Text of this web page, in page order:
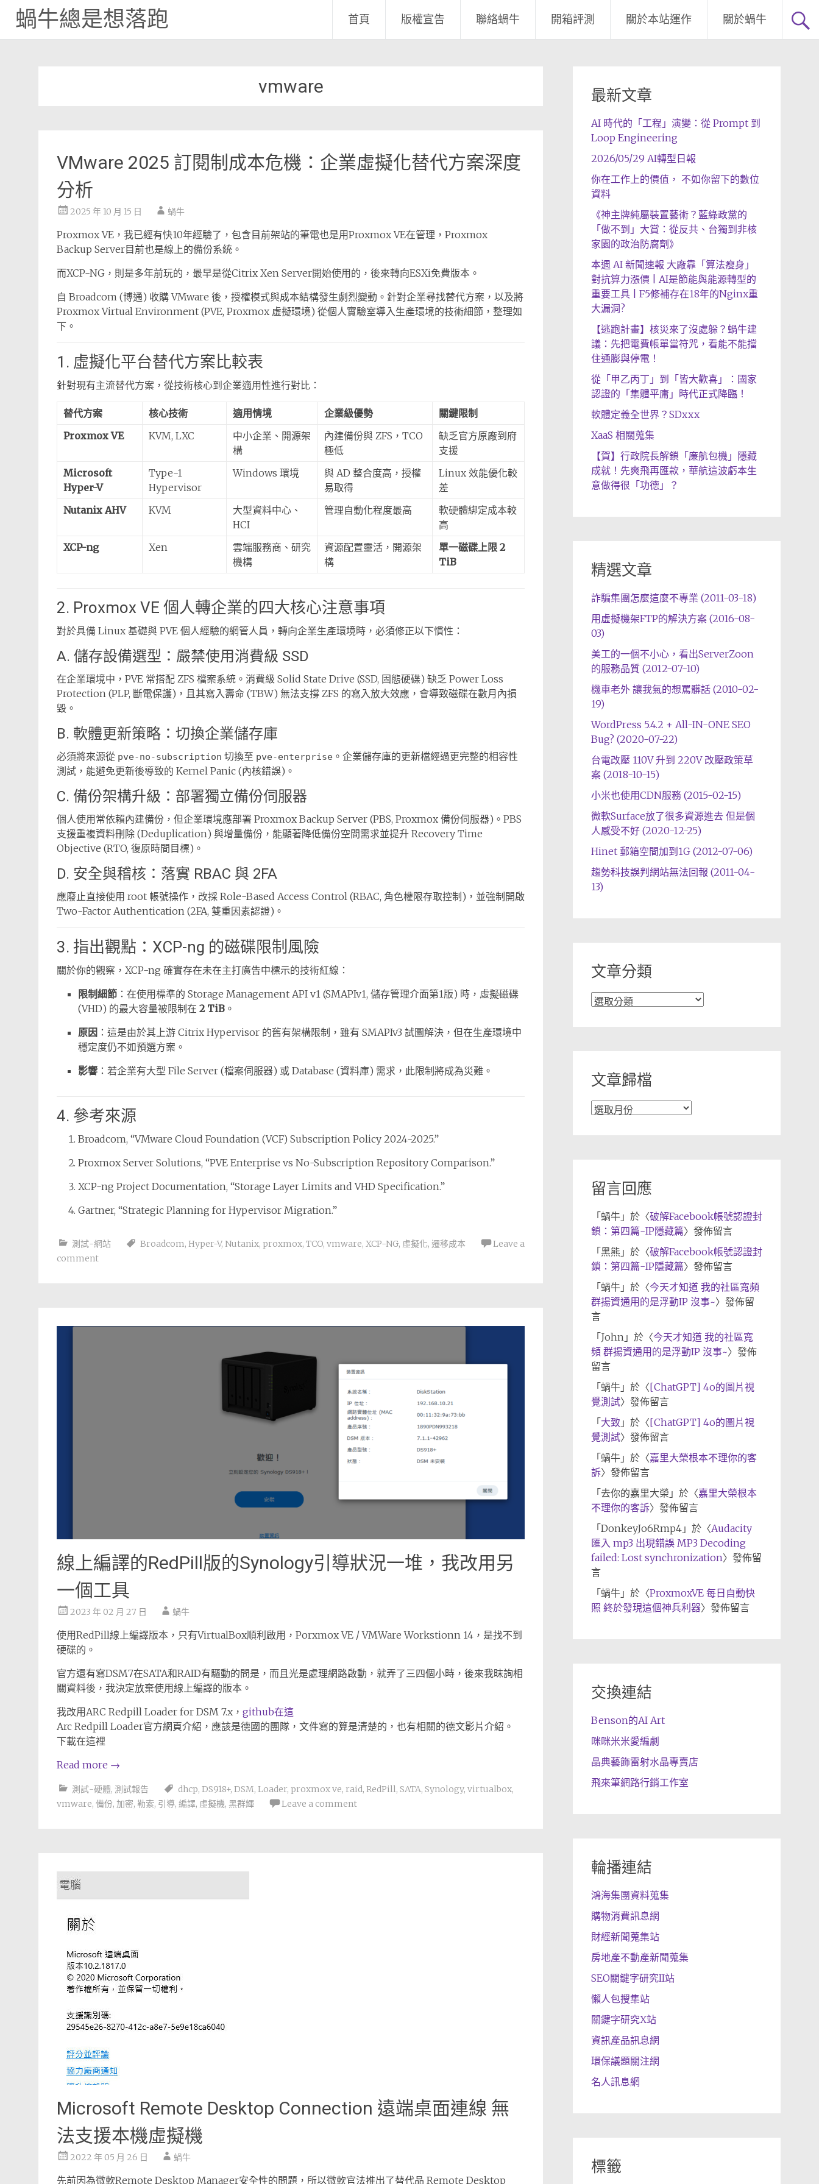
蝸牛總是想落跑 首頁 版權宣告 聯絡蝸牛 開箱評測 關於本站運作 關於蝸牛
vmware
VMware 2025 訂閱制成本危機：企業虛擬化替代方案深度
分析
2025 年 10 月 15 日 蝸牛
Proxmox VE，我已經有快10年經驗了，包含目前架站的筆電也是用Proxmox VE在管理，Proxmox
Backup Server目前也是線上的備份系統。
而XCP-NG，則是多年前玩的，最早是從Citrix Xen Server開始使用的，後來轉向ESXi免費版本。
自 Broadcom (博通) 收購 VMware 後，授權模式與成本結構發生劇烈變動。針對企業尋找替代方案，以及將
Proxmox Virtual Environment (PVE, Proxmox 虛擬環境) 從個人實驗室導入生產環境的技術細節，整理如
下。
1. 虛擬化平台替代方案比較表
針對現有主流替代方案，從技術核心到企業適用性進行對比：
替代方案 核心技術 適用情境 企業級優勢
關鍵限制
Proxmox VE
KVM, LXC
中小企業、開源架
構
內建備份與 ZFS，TCO
極低
缺乏官方原廠到府
支援
Microsoft
Hyper-V
Type-1
Hypervisor
Windows 環境
與 AD 整合度高，授權
易取得
Linux 效能優化較
差
Nutanix AHV
KVM
大型資料中心、
HCI
管理自動化程度最高
軟硬體綁定成本較
高
XCP-ng
Xen
雲端服務商、研究
機構
資源配置靈活，開源架
構
單一磁碟上限 2
TiB
2. Proxmox VE 個人轉企業的四大核心注意事項
對於具備 Linux 基礎與 PVE 個人經驗的網管人員，轉向企業生產環境時，必須修正以下慣性：
A. 儲存設備選型：嚴禁使用消費級 SSD
在企業環境中，PVE 常搭配 ZFS 檔案系統。消費級 Solid State Drive (SSD, 固態硬碟) 缺乏 Power Loss
Protection (PLP, 斷電保護)，且其寫入壽命 (TBW) 無法支撐 ZFS 的寫入放大效應，會導致磁碟在數月內損
毀。
B. 軟體更新策略：切換企業儲存庫
必須將來源從 pve-no-subscription 切換至 pve-enterprise 。企業儲存庫的更新檔經過更完整的相容性
測試，能避免更新後導致的 Kernel Panic (內核錯誤)。
C. 備份架構升級：部署獨立備份伺服器
個人使用常依賴內建備份，但企業環境應部署 Proxmox Backup Server (PBS, Proxmox 備份伺服器)。PBS
支援重複資料刪除 (Deduplication) 與增量備份，能顯著降低備份空間需求並提升 Recovery Time
Objective (RTO, 復原時間目標)。
D. 安全與稽核：落實 RBAC 與 2FA
應廢止直接使用 root 帳號操作，改採 Role-Based Access Control (RBAC, 角色權限存取控制)，並強制開啟
Two-Factor Authentication (2FA, 雙重因素認證)。
3. 指出觀點：XCP-ng 的磁碟限制風險
關於你的觀察，XCP-ng 確實存在未在主打廣告中標示的技術紅線：
限制細節 ：在使用標準的 Storage Management API v1 (SMAPIv1, 儲存管理介面第1版) 時，虛擬磁碟
(VHD) 的最大容量被限制在 2 TiB 。
原因 ：這是由於其上游 Citrix Hypervisor 的舊有架構限制，雖有 SMAPIv3 試圖解決，但在生產環境中
穩定度仍不如預選方案。
影響 ：若企業有大型 File Server (檔案伺服器) 或 Database (資料庫) 需求，此限制將成為災難。
4. 參考來源
Broadcom, “VMware Cloud Foundation (VCF) Subscription Policy 2024-2025.”
Proxmox Server Solutions, “PVE Enterprise vs No-Subscription Repository Comparison.”
XCP-ng Project Documentation, “Storage Layer Limits and VHD Specification.”
Gartner, “Strategic Planning for Hypervisor Migration.”
測試-網站 Broadcom, Hyper-V, Nutanix, proxmox, TCO, vmware, XCP-NG, 虛擬化, 遷移成本
Leave a
comment
線上編譯的RedPill版的Synology引導狀況一堆，我改用另
一個工具
2023 年 02 月 27 日 蝸牛
使用RedPill線上編譯版本，只有VirtualBox順利啟用，Porxmox VE / VMWare Workstionn 14，是找不到
硬碟的。
官方還有寫DSM7在SATA和RAID有驅動的問是，而且光是處理網路啟動，就弄了三四個小時，後來我昩詢相
關資料後，我決定放棄使用線上編譯的版本。
我改用ARC Redpill Loader for DSM 7.x， github在這
Arc Redpill Loader官方網頁介紹，應該是德國的團隊，文件寫的算是清楚的，也有相關的德文影片介紹。
下載在這裡
Read more →
測試-硬體, 測試報告 dhcp, DS918+, DSM, Loader, proxmox ve, raid, RedPill, SATA, Synology, virtualbox,
vmware, 備份, 加密, 勒索, 引導, 編譯, 虛擬機, 黑群輝 Leave a comment
Microsoft Remote Desktop Connection 遠端桌面連線 無
法支援本機虛擬機
2022 年 05 月 26 日 蝸牛
先前因為微軟Remote Desktop Manager安全性的問題，所以微軟官法推出了替代品 Remote Desktop
最新文章
AI 時代的「工程」演變：從 Prompt 到
Loop Engineering
2026/05/29 AI轉型日報
你在工作上的價值， 不如你留下的數位
資料
《神主牌純屬裝置藝術？藍綠政黨的
「做不到」大賞：從反共、台獨到非核
家園的政治防腐劑》
本週 AI 新聞速報 大廠靠「算法瘦身」
對抗算力漲價 | AI是節能與能源轉型的
重要工具 | F5修補存在18年的Nginx重
大漏洞?
【逃跑計畫】核災來了沒處躲？蝸牛建
議：先把電費帳單當符咒，看能不能擋
住通膨與停電！
從「甲乙丙丁」到「皆大歡喜」：國家
認證的「集體平庸」時代正式降臨！
軟體定義全世界？SDxxx
XaaS 相關蒐集
【賀】行政院長解鎖「廉航包機」隱藏
成就！先爽飛再匯款，華航這波虧本生
意做得很「功德」？
精選文章
詐騙集團怎麼這麼不專業 (2011-03-18)
用虛擬機架FTP的解決方案 (2016-08-
03)
美工的一個不小心，看出ServerZoon
的服務品質 (2012-07-10)
機車老外 讓我氣的想罵髒話 (2010-02-
19)
WordPress 5.4.2 + All-IN-ONE SEO
Bug? (2020-07-22)
台電改壓 110V 升到 220V 改壓政策草
案 (2018-10-15)
小米也使用CDN服務 (2015-02-15)
微軟Surface放了很多資源進去 但是個
人感受不好 (2020-12-25)
Hinet 郵箱空間加到1G (2012-07-06)
趨勢科技誤判網站無法回報 (2011-04-
13)
文章分類
文
文章歸檔
文
留言回應
「 蝸牛」於〈破解Facebook帳號認證封
鎖：第四篇-IP隱藏篇〉發佈留言
「 黑熊 」於〈破解Facebook帳號認證封
鎖：第四篇-IP隱藏篇〉發佈留言
「 蝸牛」於〈今天才知道 我的社區寬頻
群揚資通用的是浮動IP 沒事~〉發佈留
言
「 John」於〈今天才知道 我的社區寬
頻 群揚資通用的是浮動IP 沒事~〉發佈
留言
「 蝸牛」於〈[ChatGPT] 4o的圖片視
覺測試〉發佈留言
「 大致 」於〈[ChatGPT] 4o的圖片視
覺測試〉發佈留言
「 蝸牛」於〈嘉里大榮根本不理你的客
訴〉發佈留言
「 去你的嘉里大榮 」於〈嘉里大榮根本
不理你的客訴〉發佈留言
「 DonkeyJo6Rmp4」於〈Audacity
匯入 mp3 出現錯誤 MP3 Decoding
failed: Lost synchronization〉發佈留
言
「 蝸牛」於〈ProxmoxVE 每日自動快
照 終於發現這個神兵利器〉發佈留言
交換連結
Benson的AI Art
咪咪米米愛編劇
晶典藝飾雷射水晶專賣店
飛來筆網路行銷工作室
輪播連結
鴻海集團資料蒐集
購物消費訊息網
財經新聞蒐集站
房地產不動產新聞蒐集
SEO關鍵字研究II站
懶人包搜集站
關鍵字研究X站
資訊產品訊息網
環保議題關注網
名人訊息網
標籤